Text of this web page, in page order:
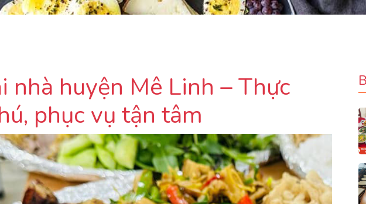
nhà huyện Mê Linh – Thực
phục vụ tận tâm